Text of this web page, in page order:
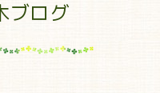
ブログ